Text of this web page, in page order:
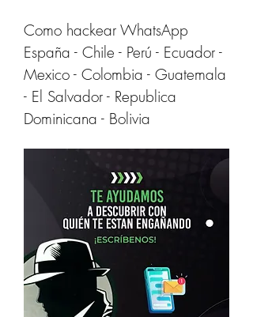
Como hackear WhatsApp
España - Chile - Perú - Ecuador -
Mexico - Colombia - Guatemala
- El Salvador - Republica
Dominicana - Bolivia